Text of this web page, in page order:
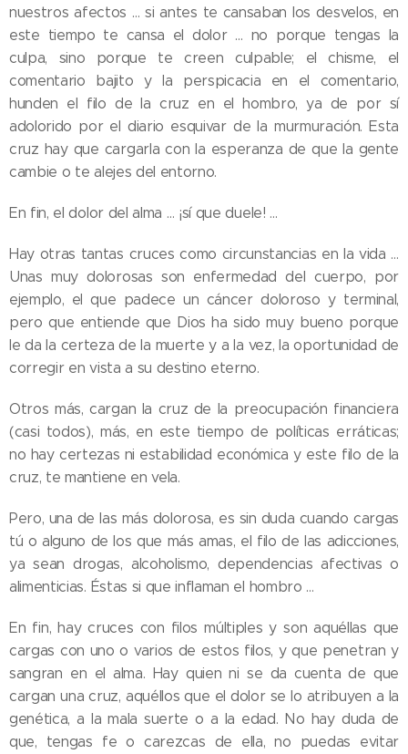
nuestros afectos … si antes te cansaban los desvelos, en
este tiempo te cansa el dolor … no porque tengas la
culpa, sino porque te creen culpable; el chisme, el
comentario bajito y la perspicacia en el comentario,
hunden el filo de la cruz en el hombro, ya de por sí
adolorido por el diario esquivar de la murmuración. Esta
cruz hay que cargarla con la esperanza de que la gente
cambie o te alejes del entorno.
En fin, el dolor del alma … ¡sí que duele! …
Hay otras tantas cruces como circunstancias en la vida …
Unas muy dolorosas son enfermedad del cuerpo, por
ejemplo, el que padece un cáncer doloroso y terminal,
pero que entiende que Dios ha sido muy bueno porque
le da la certeza de la muerte y a la vez, la oportunidad de
corregir en vista a su destino eterno.
Otros más, cargan la cruz de la preocupación financiera
(casi todos), más, en este tiempo de políticas erráticas;
no hay certezas ni estabilidad económica y este filo de la
cruz, te mantiene en vela.
Pero, una de las más dolorosa, es sin duda cuando cargas
tú o alguno de los que más amas, el filo de las adicciones,
ya sean drogas, alcoholismo, dependencias afectivas o
alimenticias. Éstas si que inflaman el hombro …
En fin, hay cruces con filos múltiples y son aquéllas que
cargas con uno o varios de estos filos, y que penetran y
sangran en el alma. Hay quien ni se da cuenta de que
cargan una cruz, aquéllos que el dolor se lo atribuyen a la
genética, a la mala suerte o a la edad. No hay duda de
que, tengas fe o carezcas de ella, no puedas evitar